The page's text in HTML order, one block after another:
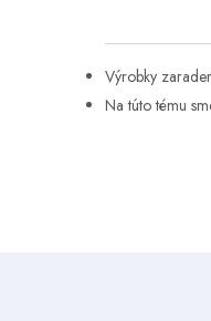
Výrobky
Na túto tému